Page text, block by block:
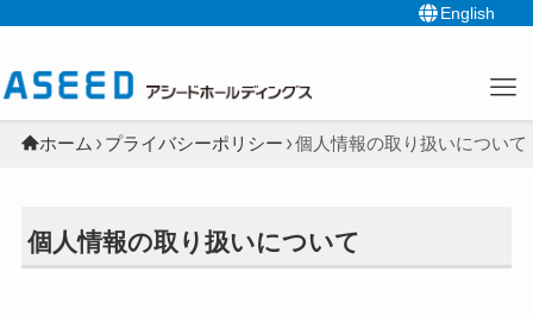
English
ホーム プライバシーポリシー 個人情報の取り扱いについて
個人情報の取り扱いについて